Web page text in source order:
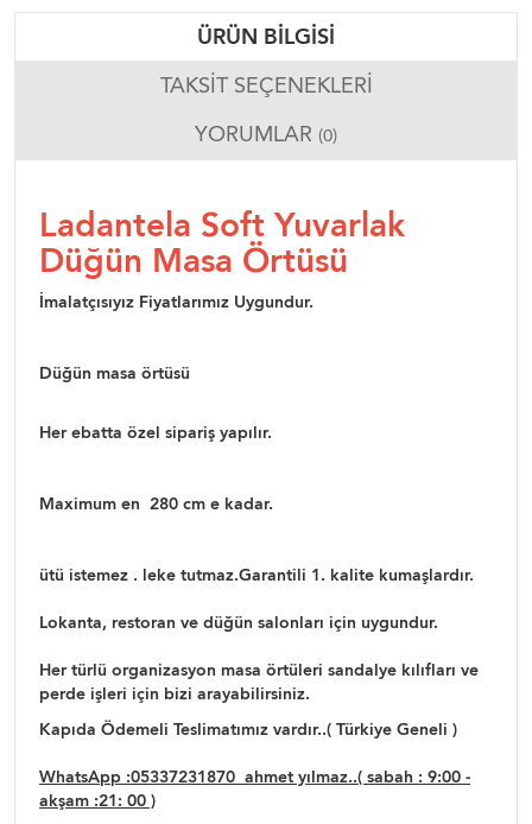
ÜRÜN BILGISI
TAKSIT SEÇENEKLERI
YORUMLAR (0)
Ladantela Soft Yuvarlak
Düğün Masa Örtüsü
İmalatçısıyız Fiyatlarımız Uygundur.
Düğün masa örtüsü
Her ebatta özel sipariş yapılır.
Maximum en 280 cm e kadar.
ütü istemez . leke tutmaz.Garantili 1. kalite kumaşlardır.
Lokanta, restoran ve düğün salonları için uygundur.
Her türlü organizasyon masa örtüleri sandalye kılıfları ve
perde işleri için bizi arayabilirsiniz.
Kapıda Ödemeli Teslimatımız vardır..( Türkiye Geneli )
WhatsApp :05337231870 ahmet yılmaz..( sabah : 9:00 -
akşam :21: 00 )